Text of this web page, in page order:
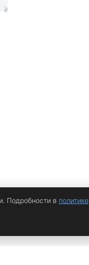
Подробности в политике